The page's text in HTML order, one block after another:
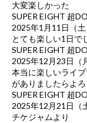
大変楽しかった
SUPER EIGHT 超
2025年1月11日（
とても楽しい1日で
SUPER EIGHT 超
2025年12月23日（
本当に楽しいライ
がありましたらよろ
SUPER EIGHT 超
2025年12月21日（
チケジャムより